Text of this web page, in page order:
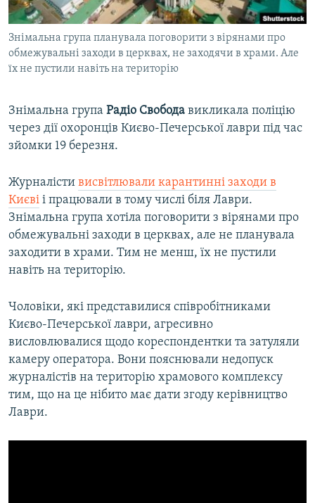
ІНФОГРАФІКА
ДОЛУЧАЙСЯ!
Знімальна група планувала поговорити з вірянами про
обмежувальні заходи в церквах, не заходячи в храми. Але
їх не пустили навіть на територію
Знімальна група Радіо Свобода викликала поліцію
через дії охоронців Києво-Печерської лаври під час
зйомки 19 березня.
Журналісти висвітлювали карантинні заходи в
Києві і працювали в тому числі біля Лаври.
Знімальна група хотіла поговорити з вірянами про
обмежувальні заходи в церквах, але не планувала
заходити в храми. Тим не менш, їх не пустили
навіть на територію.
Чоловіки, які представилися співробітниками
Києво-Печерської лаври, агресивно
висловлювалися щодо кореспондентки та затуляли
камеру оператора. Вони пояснювали недопуск
журналістів на територію храмового комплексу
тим, що на це нібито має дати згоду керівництво
Лаври.